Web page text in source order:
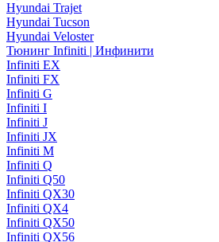
Hyundai Trajet
Hyundai Tucson
Hyundai Veloster
Тюнинг Infiniti | Инфинити
Infiniti EX
Infiniti FX
Infiniti G
Infiniti I
Infiniti J
Infiniti JX
Infiniti M
Infiniti Q
Infiniti Q50
Infiniti QX30
Infiniti QX4
Infiniti QX50
Infiniti QX56